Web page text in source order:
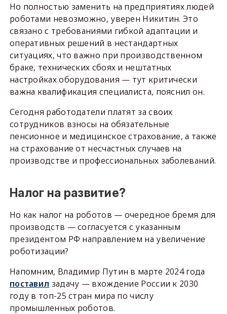
Но полностью заменить на предприятиях людей
роботами невозможно, уверен Никитин. Это
связано с требованиями гибкой адаптации и
оперативных решений в нестандартных
ситуациях, что важно при производственном
браке, технических сбоях и нештатных
настройках оборудования — тут критически
важна квалификация специалиста, пояснил он.
Сегодня работодатели платят за своих
сотрудников взносы на обязательные
пенсионное и медицинское страхование, а также
на страхование от несчастных случаев на
производстве и профессиональных заболеваний.
Налог на развитие?
Но как налог на роботов — очередное бремя для
производств — согласуется с указанным
президентом РФ направлением на увеличение
роботизации?
Напомним, Владимир Путин в марте 2024 года
поставил задачу — вхождение России к 2030
году в топ-25 стран мира по числу
промышленных роботов.